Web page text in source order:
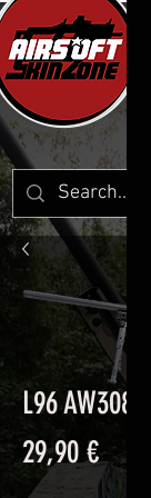
L96 AW308 SU
29,90 €Prix